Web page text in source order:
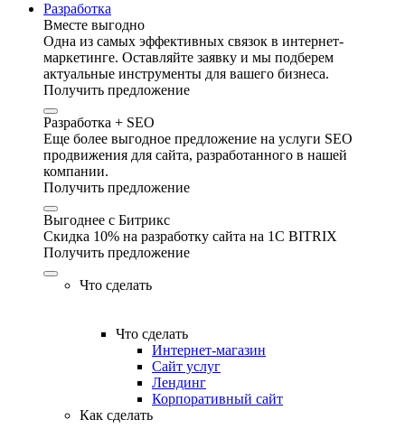
Разработка
Вместе выгодно
Одна из самых эффективных связок в интернет-
маркетинге. Оставляйте заявку и мы подберем
актуальные инструменты для вашего бизнеса.
Получить предложение
Разработка + SEO
Еще более выгодное предложение на услуги SEO
продвижения для сайта, разработанного в нашей
компании.
Получить предложение
Выгоднее с Битрикс
Скидка 10% на разработку сайта на 1C BITRIX
Получить предложение
Что сделать
Что сделать
Интернет-магазин
Сайт услуг
Лендинг
Корпоративный сайт
Как сделать